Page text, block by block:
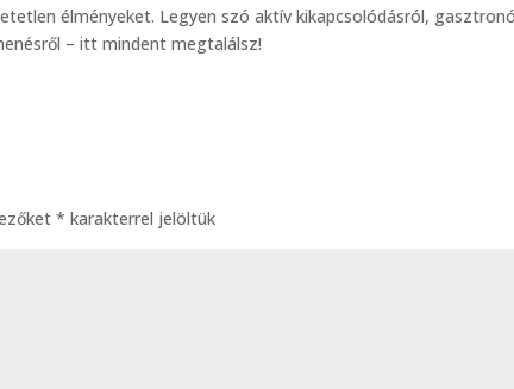
élményeket. Legyen szó aktív kikapcsolódásról,
– itt mindent megtalálsz!
* karakterrel jelöltük